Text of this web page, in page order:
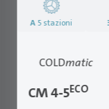
A5 stazioni
COLDmatic
CM 4-5ECO